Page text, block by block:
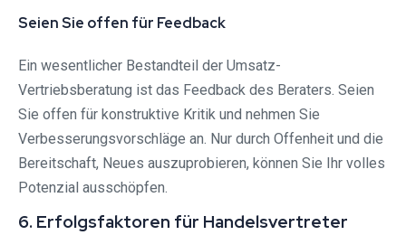
Seien Sie offen für Feedback
Ein wesentlicher Bestandteil der Umsatz-
Vertriebsberatung ist das Feedback des Beraters. Seien
Sie offen für konstruktive Kritik und nehmen Sie
Verbesserungsvorschläge an. Nur durch Offenheit und die
Bereitschaft, Neues auszuprobieren, können Sie Ihr volles
Potenzial ausschöpfen.
6. Erfolgsfaktoren für Handelsvertreter